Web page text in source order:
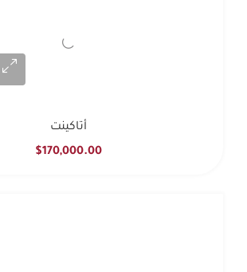
أتاكينت
$170,000.00